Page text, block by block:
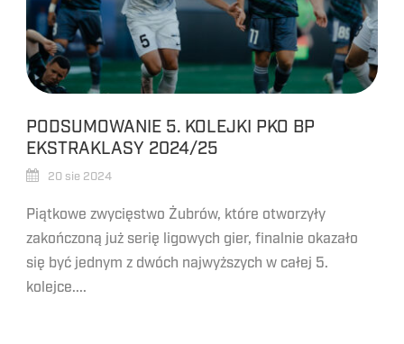
PODSUMOWANIE 5. KOLEJKI PKO BP
EKSTRAKLASY 2024/25
20 sie 2024
Piątkowe zwycięstwo Żubrów, które otworzyły
zakończoną już serię ligowych gier, finalnie okazało
się być jednym z dwóch najwyższych w całej 5.
kolejce....